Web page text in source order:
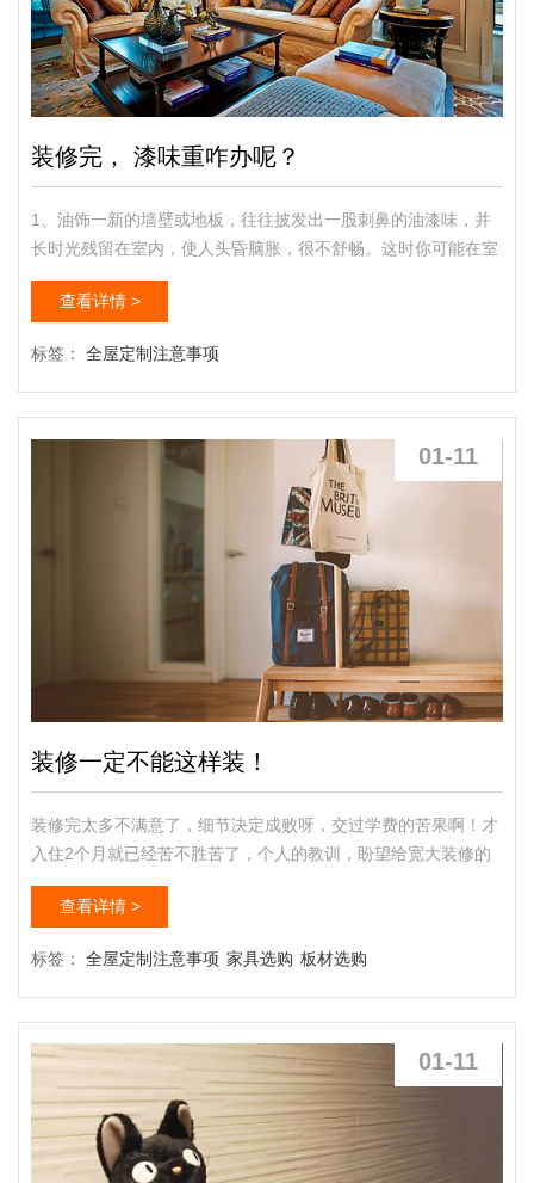
装修完， 漆味重咋办呢？
1、油饰一新的墙壁或地板，往往披发出一股刺鼻的油漆味，并
长时光残留在室内，使人头昏脑胀，很不舒畅。这时你可能在室
内放两盆盐水，油漆味会很快消除。假如是木器家具披发出的油
漆味，可能用茶水擦洗多少遍，油漆味也会消除的快一些。布面
巾吸去水分，而后用厨用中的洗涤液抹拭，最后用净水擦净。
2、牛奶除油漆味的小诀窍把煮开的牛奶倒在盘子里，而后将盘
子放在新油漆...
查看详情 >
标签： 全屋定制注意事项
01-11
装修一定不能这样装！
装修完太多不满意了，细节决定成败呀，交过学费的苦果啊！才
入住2个月就已经苦不胜苦了，个人的教训，盼望给宽大装修的
友人带来帮助，千万不能这样装哦。★千万别装过多的灯婚房里
面装了上万的灯，电视上面装了庞杂的射灯..你住久之后就会发
理，神坑~唯一要装的是床头灯。算是最实用的了。★千万别买
圆床，太占面积圆床浪漫不假，假如是小户型，或者小三房小二
房还是不要买...
查看详情 >
标签： 全屋定制注意事项 家具选购 板材选购
01-11